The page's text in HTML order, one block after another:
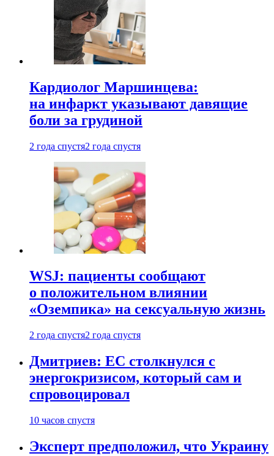
Кардиолог Маршинцева:
на инфаркт указывают давящие
боли за грудиной
2 года спустя2 года спустя
WSJ: пациенты сообщают
о положительном влиянии
«Оземпика» на сексуальную жизнь
2 года спустя2 года спустя
Дмитриев: ЕС столкнулся с
энергокризисом, который сам и
спровоцировал
10 часов спустя
Эксперт предположил, что Украину